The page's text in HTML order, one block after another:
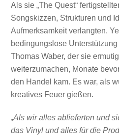
Als sie „The Quest“
Songskizzen, Strukturen und
Aufmerksamkeit verlangten.
bedingungslose
Thomas Waber, der sie
weiterzumachen, Monate
den Handel kam. Es war, als
kreatives Feuer gießen.
„Als wir alles ablieferten und
das Vinyl und alles für die